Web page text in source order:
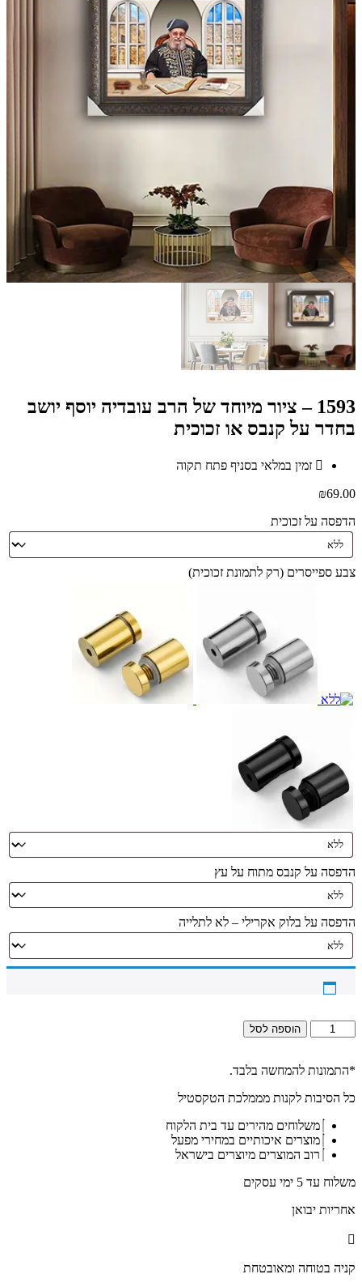
1593 – ציור מיוחד של הרב עובדיה יוסף יושב
בחדר על קנבס או זכוכית
זמין במלאי בסניף פתח תקוה
₪69.00
הדפסה על זכוכית
צבע ספייסרים (רק לתמונת זכוכית)
הדפסה על קנבס מתוח על עץ
הדפסה על בלוק אקרילי – לא לתלייה
כמות
של
-
מיוחד
עובדיה
בחדר
קנבס
זכוכית
הוספה לסל
*התמונות להמחשה בלבד.
כל הסיבות לקנות מממלכת הטקסטיל
משלוחים מהירים עד בית הלקוח
מוצרים איכותיים במחירי מפעל
רוב המוצרים מיוצרים בישראל
משלוח עד 5 ימי עסקים
אחריות יבואן
קניה בטוחה ומאובטחת